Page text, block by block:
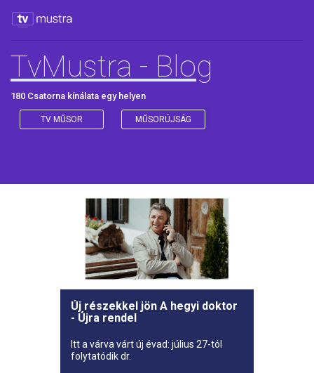
TvMustra - Blog
180 Csatorna kínálata egy helyen
TV MŰSOR MŰSORÚJSÁG
Új részekkel jön A hegyi doktor
- Újra rendel
Itt a várva várt új évad: július 27-tól
folytatódik dr.